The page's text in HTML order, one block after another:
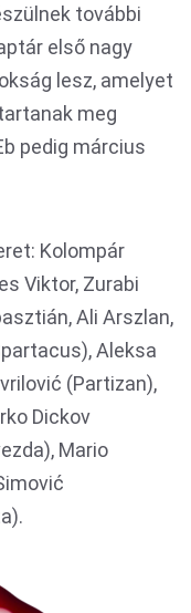
további
első nagy
lesz, amelyet
meg
pedig március
Kolompár
Viktor, Zurabi
Ali Arszlan,
Aleksa
(Partizan),
Dickov
Mario